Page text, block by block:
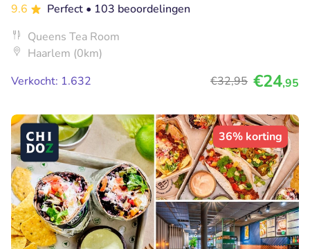
9.6
Perfect • 103 beoordelingen
Queens Tea Room
Haarlem (0km)
Verkocht: 1.632
€32,95 €24,95
36% korting